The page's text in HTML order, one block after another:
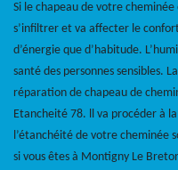
Si le chapeau de votre
s’infiltrer et va affecter le
d’énergie que d’habitude.
santé des personnes sensibles.
réparation de chapeau de
Etancheité 78. ll va procéder à
l’étanchéité de votre cheminée
si vous êtes à Montigny Le